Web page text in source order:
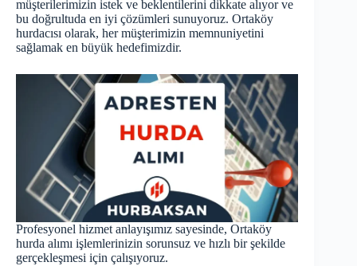
müşterilerimizin istek ve beklentilerini dikkate alıyor ve
bu doğrultuda en iyi çözümleri sunuyoruz. Ortaköy
hurdacısı olarak, her müşterimizin memnuniyetini
sağlamak en büyük hedefimizdir.
Profesyonel hizmet anlayışımız sayesinde, Ortaköy
hurda alımı işlemlerinizin sorunsuz ve hızlı bir şekilde
gerçekleşmesi için çalışıyoruz.